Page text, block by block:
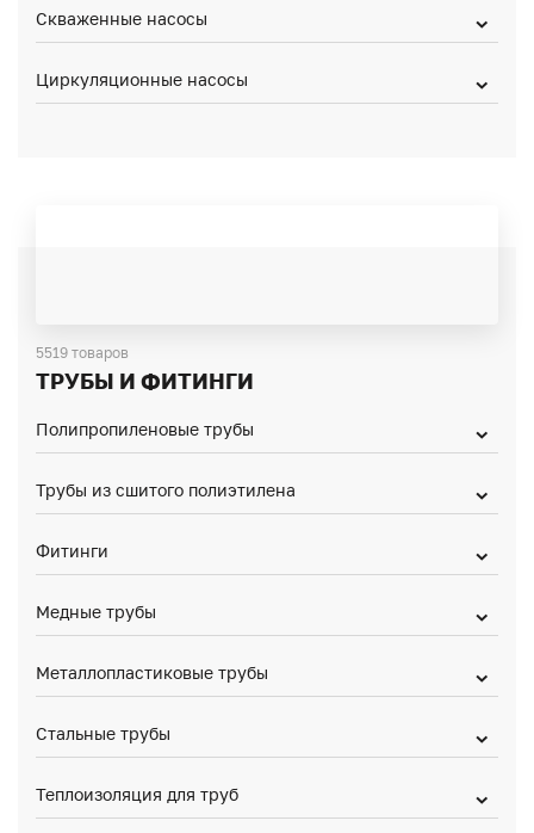
Скваженные насосы
Циркуляционные насосы
5519 товаров
ТРУБЫ И ФИТИНГИ
Полипропиленовые трубы
Трубы из сшитого полиэтилена
Фитинги
Медные трубы
Металлопластиковые трубы
Стальные трубы
Теплоизоляция для труб